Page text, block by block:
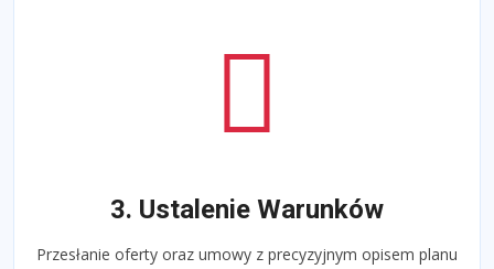
3. Ustalenie Warunków
Przesłanie oferty oraz umowy z precyzyjnym opisem planu